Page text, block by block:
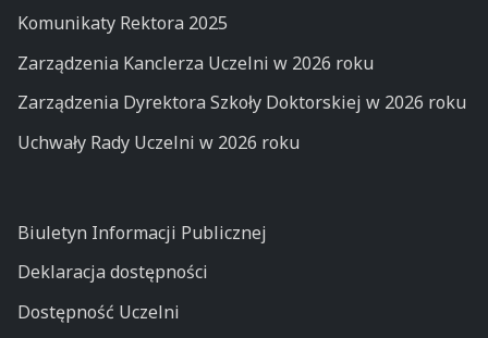
Komunikaty Rektora 2025
Zarządzenia Kanclerza Uczelni w 2026 roku
Zarządzenia Dyrektora Szkoły Doktorskiej w 2026 roku
Uchwały Rady Uczelni w 2026 roku
Biuletyn Informacji Publicznej
Deklaracja dostępności
Dostępność Uczelni